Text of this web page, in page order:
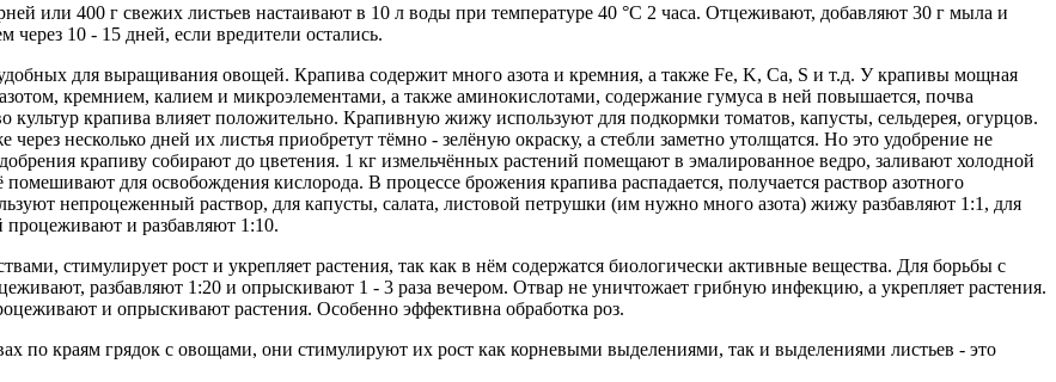
или 400 г свежих листьев настаивают в 10 л воды при температуре 40 °C 2 часа. Отцеживают, добавляют 30 г мыла и
через 10 - 15 дней, если вредители остались.
для выращивания овощей. Крапива содержит много азота и кремния, а также Fe, K, Ca, S и т.д. У крапивы мощная
кремнием, калием и микроэлементами, а также аминокислотами, содержание гумуса в ней повышается, почва
культур крапива влияет положительно. Крапивную жижу используют для подкормки томатов, капусты, сельдерея, огурцов.
несколько дней их листья приобретут тёмно - зелёную окраску, а стебли заметно утолщатся. Но это удобрение не
крапиву собирают до цветения. 1 кг измельчённых растений помещают в эмалированное ведро, заливают холодной
для освобождения кислорода. В процессе брожения крапива распадается, получается раствор азотного
непроцеженный раствор, для капусты, салата, листовой петрушки (им нужно много азота) жижу разбавляют 1:1, для
и разбавляют 1:10.
стимулирует рост и укрепляет растения, так как в нём содержатся биологически активные вещества. Для борьбы с
разбавляют 1:20 и опрыскивают 1 - 3 раза вечером. Отвар не уничтожает грибную инфекцию, а укрепляет растения.
и опрыскивают растения. Особенно эффективна обработка роз.
по краям грядок с овощами, они стимулируют их рост как корневыми выделениями, так и выделениями листьев - это